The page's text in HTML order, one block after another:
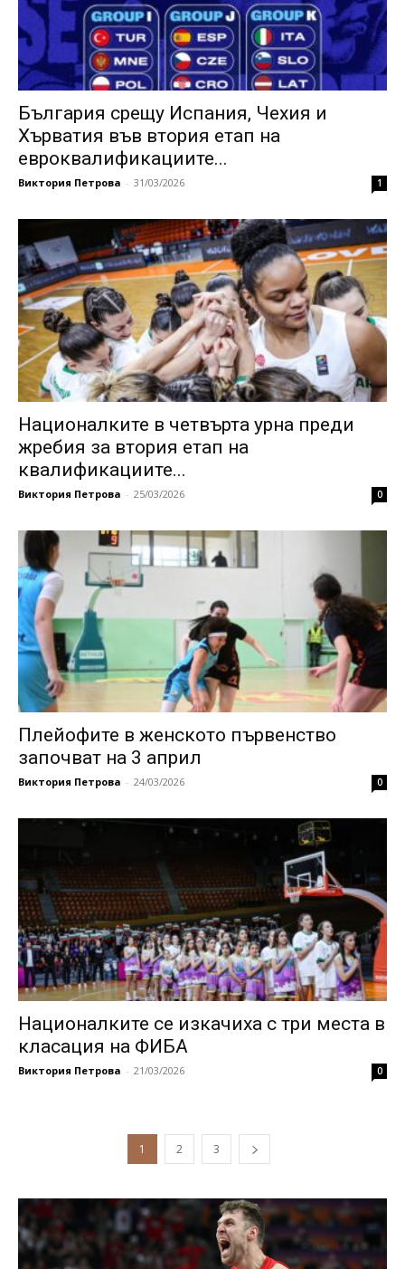
България срещу Испания, Чехия и
Хърватия във втория етап на
евроквалификациите...
Виктория Петрова - 31/03/2026 1
Националките в четвърта урна преди
жребия за втория етап на
квалификациите...
Виктория Петрова - 25/03/2026 0
Плейофите в женското първенство
започват на 3 април
Виктория Петрова - 24/03/2026 0
Националките се изкачиха с три места в
класация на ФИБА
Виктория Петрова - 21/03/2026 0
1 2 3